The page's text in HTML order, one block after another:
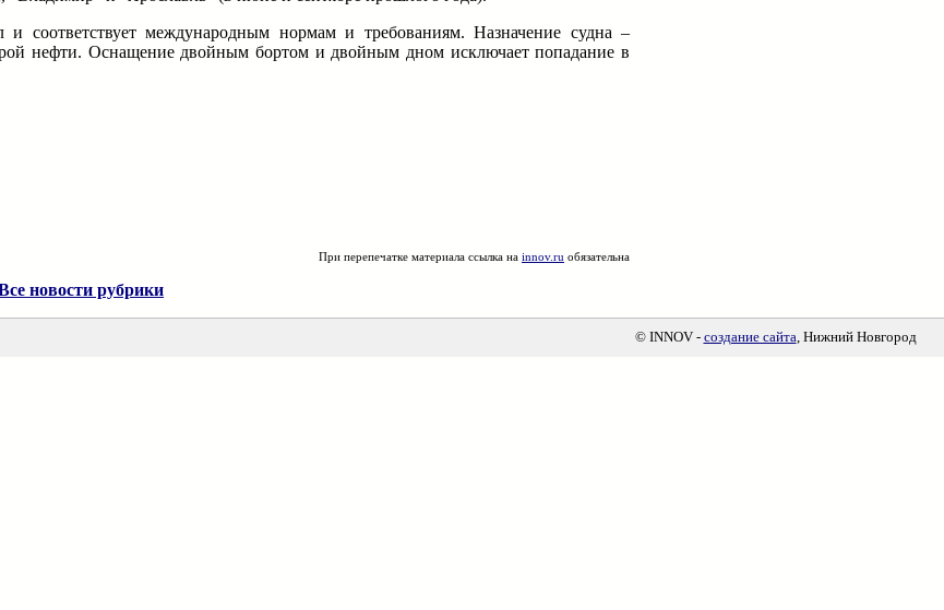
соответствует международным нормам и требованиям. Назначение судна –
нефти. Оснащение двойным бортом и двойным дном исключает попадание в
При перепечатке материала ссылка на innov.ru обязательна
новости рубрики
© INNOV - создание сайта, Нижний Новгород